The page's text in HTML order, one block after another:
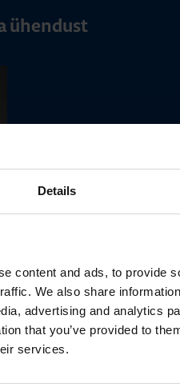
Details
content and ads, to provide
We also share
advertising and analytics
that you’ve provided to
services.
ühendust